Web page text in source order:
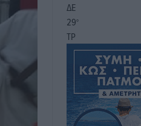
ΔΕ
29°
ΤΡ